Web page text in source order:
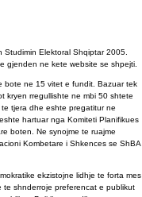
Elektoral Shqiptar 2005.
gjenden ne kete website se shpejti.
bote ne 15 vitet e fundit. Bazuar tek
kryen rregullishte ne mbi 50 shtete
tjera dhe eshte pregatitur ne
hartuar nga Komiteti Planifikues
boten. Ne synojme te ruajme
Kombetare i Shkences se ShBA
ekzistojne lidhje te forta mes
te shnderroje preferencat e publikut